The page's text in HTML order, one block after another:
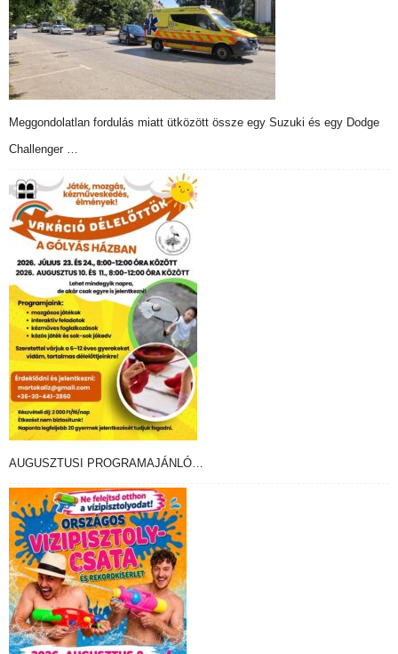
Meggondolatlan fordulás miatt ütközött össze egy Suzuki és egy Dodge
Challenger …
AUGUSZTUSI PROGRAMAJÁNLÓ…